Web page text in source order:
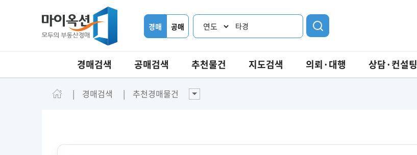
경매 공매 타경
경매검색 공매검색 추천물건 지도검색 의뢰·대행 상담·컨설팅
경매검색 추천경매물건